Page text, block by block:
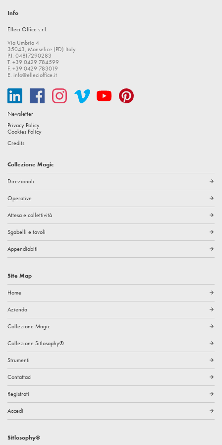
Info
Elleci Office s.r.l.
Via Umbria 4
35043, Monselice (PD) Italy
P.I. 04817290283
T. +39 0429 784599
F. +39 0429 783019
E. info@ellecioffice.it
Newsletter
Privacy Policy
Cookies Policy
Credits
Collezione Magic
Direzionali arrow_forward
Operative arrow_forward
Attesa e collettività arrow_forward
Sgabelli e tavoli arrow_forward
Appendiabiti arrow_forward
Site Map
Home arrow_forward
Azienda arrow_forward
Collezione Magic arrow_forward
Collezione Sitlosophy® arrow_forward
Strumenti arrow_forward
Contattaci arrow_forward
Registrati arrow_forward
Accedi arrow_forward
Sitlosophy®